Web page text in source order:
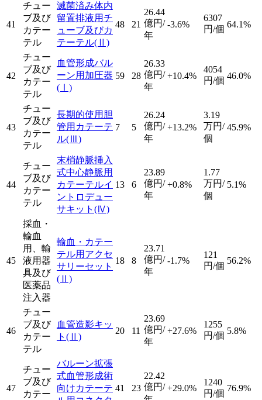
41
チュー
ブ及び
カテー
テル
滅菌済み体内
留置排液用チ
ューブ及びカ
テーテル(Ⅱ)
48 21
26.44
億円/
年
-3.6%
6307
円/個 64.1%
42
チュー
ブ及び
カテー
テル
血管形成バル
ーン用加圧器
(Ⅰ)
59 28
26.33
億円/
年
+10.4%
4054
円/個 46.0%
43
チュー
ブ及び
カテー
テル
長期的使用胆
管用カテーテ
ル(Ⅲ)
7 5
26.24
億円/
年
+13.2%
3.19
万円/
個
45.9%
44
チュー
ブ及び
カテー
テル
末梢静脈挿入
式中心静脈用
カテーテルイ
ントロデュー
サキット (Ⅳ)
13 6
23.89
億円/
年
+0.8%
1.77
万円/
個
5.1%
45
採血・
輸血
用、輸
液用器
具及び
医薬品
注入器
輸血・カテー
テル用アクセ
サリーセット
(Ⅱ)
18 8
23.71
億円/
年
-1.7%
121
円/個
56.2%
46
チュー
ブ及び
カテー
テル
血管造影キッ
ト (Ⅱ)
20 11
23.69
億円/
年
+27.6%
1255
円/個 5.8%
47
チュー
ブ及び
カテー
バルーン拡張
式血管形成術
向けカテーテ 41 23
22.42
億円/ +29.0%
1240
円/個
76.9%